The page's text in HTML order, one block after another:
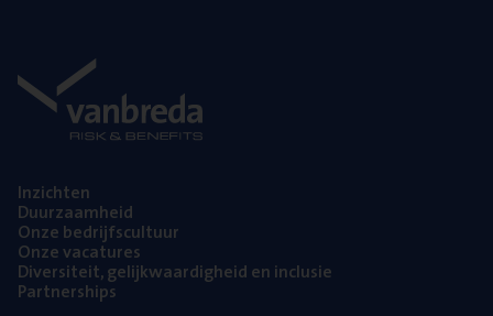
Inzich­ten
Duur­zaam­heid
Onze bedrijfs­cul­tuur
Onze vaca­tu­res
Diver­si­teit, gelijk­waar­dig­heid en inclusie
Part­ner­ships